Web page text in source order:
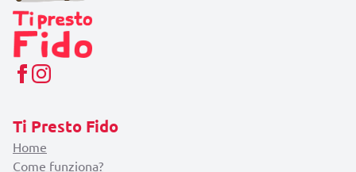
Ti Presto Fido
Home
Come funziona?